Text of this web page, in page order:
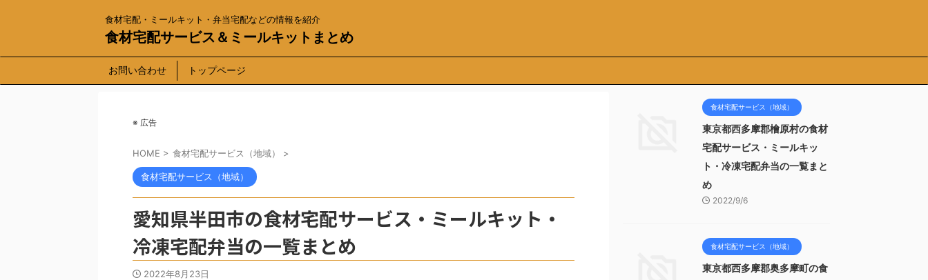
食材宅配・ミールキット・弁当宅配などの情報を紹介
食材宅配サービス＆ミールキットまとめ
お問い合わせ トップページ
※ 広告
HOME > 食材宅配サービス（地域） >
食材宅配サービス（地域）
愛知県半田市の食材宅配サービス・ミールキット・
冷凍宅配弁当の一覧まとめ
2022年8月23日
食材宅配サービス（地域）
東京都西多摩郡檜原村の食材
宅配サービス・ミールキッ
ト・冷凍宅配弁当の一覧まと
め
2022/9/6
食材宅配サービス（地域）
東京都西多摩郡奥多摩町の食